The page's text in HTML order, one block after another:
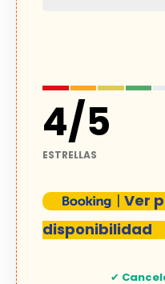
4/5
ESTRELLAS
| Ver
disponibilidad
✔